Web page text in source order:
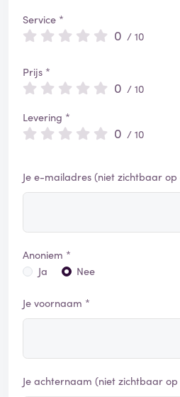
Service *
0 / 10
Prijs *
0 / 10
Levering *
0 / 10
Je e-mailadres (niet zichtbaar
Anoniem *
Ja
Nee
Je voornaam *
Je achternaam (niet zichtbaar